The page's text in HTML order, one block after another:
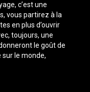
c’est une
vous partirez à la
en plus d’ouvrir
toujours, une
le goût de
sur le monde,